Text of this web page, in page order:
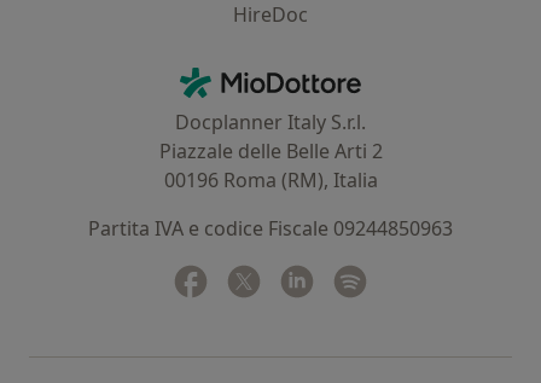
HireDoc
MioDottore - Homepage
Docplanner Italy S.r.l.
Piazzale delle Belle Arti 2
00196 Roma (RM), Italia
Partita IVA e codice Fiscale 09244850963
Facebook
si apre in una nuova scheda
Twitter
si apre in una nuova scheda
Linkedin
si apre in una nuova